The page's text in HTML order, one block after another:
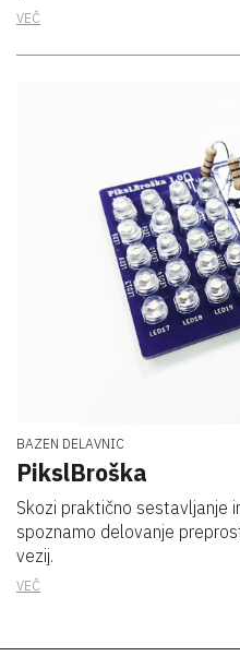
VEČ
BAZEN DELAVNIC
PikslBroška
Skozi praktično sestavljanje
spoznamo delovanje
vezij.
VEČ